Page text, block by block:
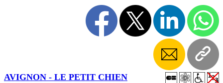
AVIGNON - LE PETIT CHIEN